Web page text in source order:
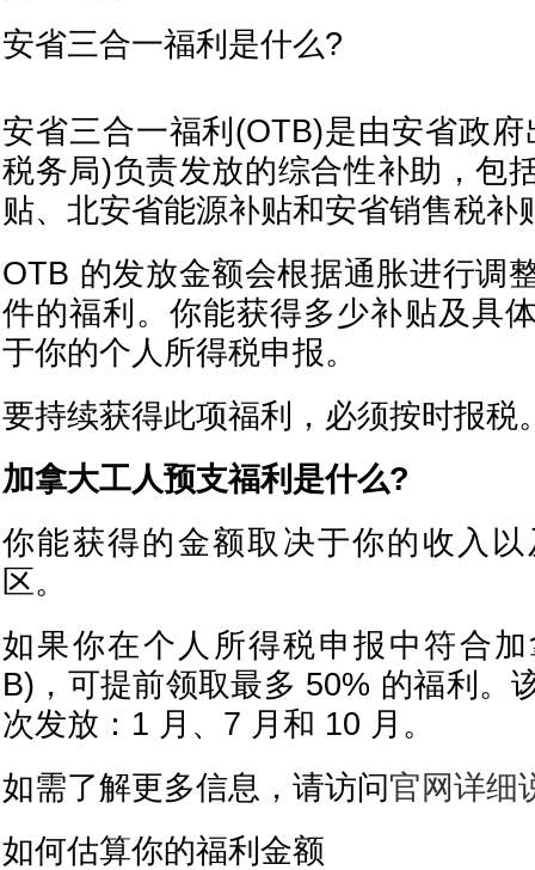
安省三合一福利是什么?
安省三合一福利(OTB)是由安省政
税务局)负责发放的综合性补助，包
贴、北安省能源补贴和安省销售税补
OTB 的发放金额会根据通胀进行调
件的福利。你能获得多少补贴及具
于你的个人所得税申报。
要持续获得此项福利，必须按时报税
加拿大工人预支福利是什么?
你能获得的金额取决于你的收入
区。
如果你在个人所得税申报中符合
B)，可提前领取最多 50% 的福利。
次发放：1 月、7 月和 10 月。
如需了解更多信息，请访问官网详细
如何估算你的福利金额